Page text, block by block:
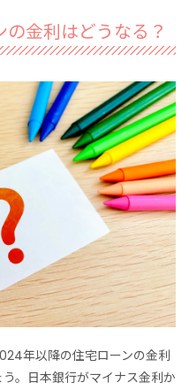
金利はどうなる？
年以降の住宅ローンの金利
。日本銀行がマイナス金利か